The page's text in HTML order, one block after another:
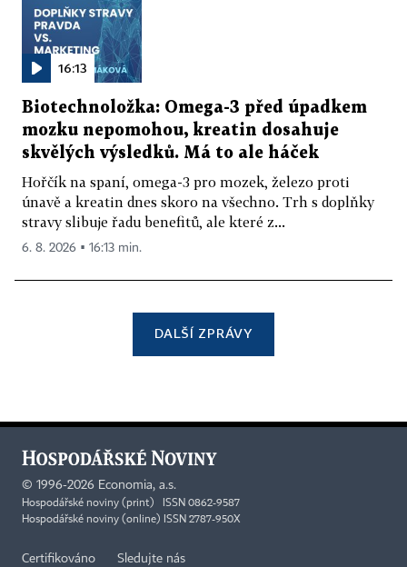
16:13
Biotechnoložka: Omega-3 před úpadkem
mozku nepomohou, kreatin dosahuje
skvělých výsledků. Má to ale háček
Hořčík na spaní, omega-3 pro mozek, železo proti
únavě a kreatin dnes skoro na všechno. Trh s doplňky
stravy slibuje řadu benefitů, ale které z...
6. 8. 2026 ▪ 16:13 min.
DALŠÍ ZPRÁVY
© 1996-2026 Economia, a.s.
Hospodářské noviny (print) ISSN 0862-9587
Hospodářské noviny (online) ISSN 2787-950X
Certifikováno Sledujte nás